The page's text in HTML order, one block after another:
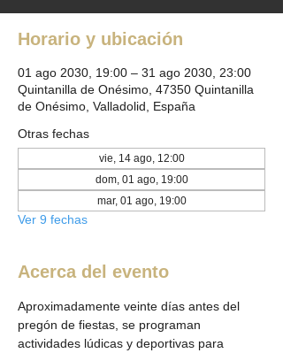
Horario y ubicación
01 ago 2030, 19:00 – 31 ago 2030, 23:00
Quintanilla de Onésimo, 47350 Quintanilla
de Onésimo, Valladolid, España
Otras fechas
vie, 14 ago, 12:00
dom, 01 ago, 19:00
mar, 01 ago, 19:00
Ver 9 fechas
Acerca del evento
Aproximadamente veinte días antes del
pregón de fiestas, se programan
actividades lúdicas y deportivas para